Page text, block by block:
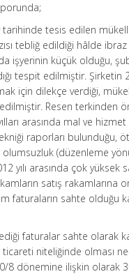
tesis edilen
tebliğ edildiği hâlde
işyerinin küçük olduğu,
tespit edilmiştir. Şirketin
için dilekçe verdiği,
Resen terkinden
arasında mal ve hizmet
raporları bulunduğu,
olumsuzluk (düzenleme
yılı arasında çok yüksek
satış rakamlarına
faturaların sahte olduğu
faturalar sahte olarak
niteliğinde olması
8 dönemine ilişkin olarak